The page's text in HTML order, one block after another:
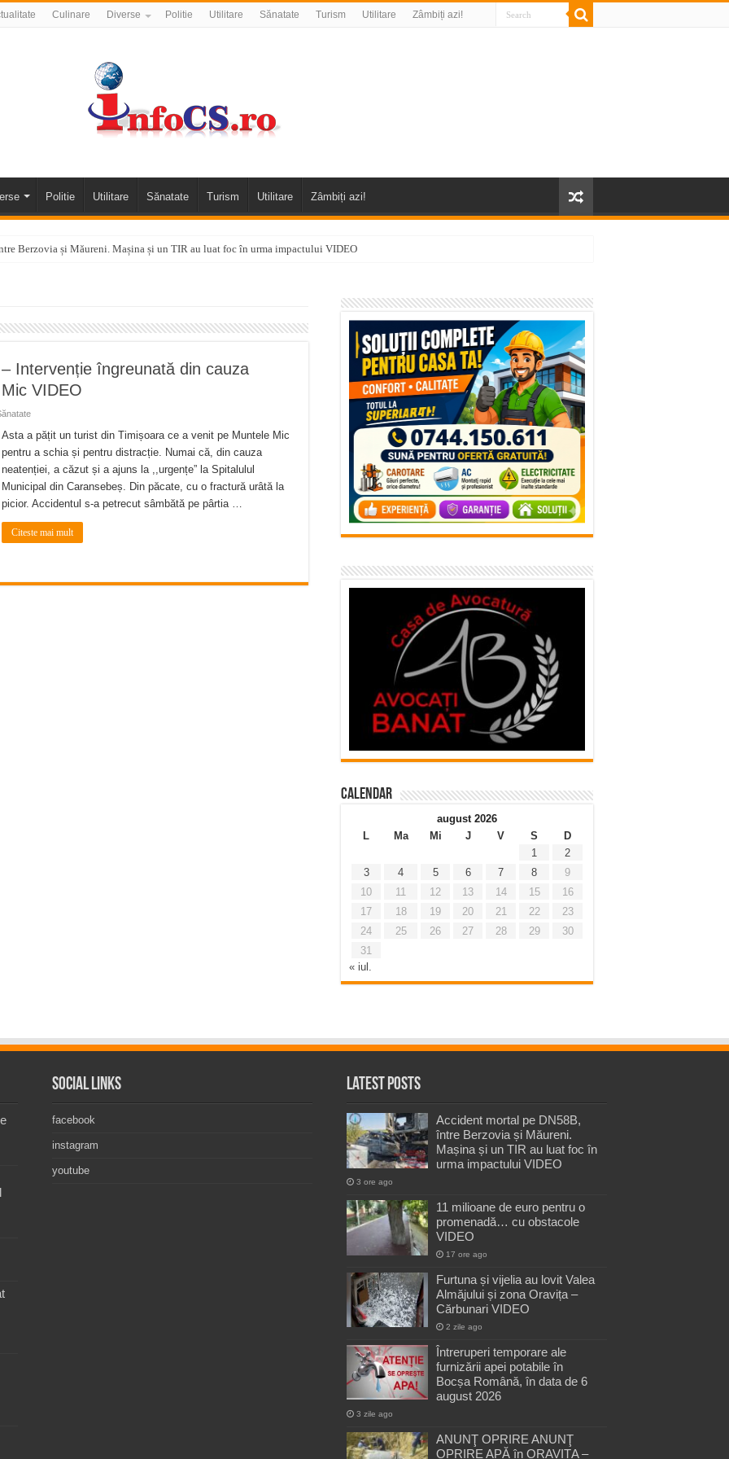
Culinare Diverse Politie Utilitare Sănatate Turism Utilitare Zâmbiți azi!
Politie Utilitare Sănatate Turism Utilitare Zâmbiți azi!
Berzovia și Măureni. Mașina și un TIR au luat foc în urma impactului VIDEO
Almăjului și zona Oravița – Cărbunari VIDEO
apei potabile în Bocșa Română, în data de 6 august 2026
Podul de Piatră din Herculane
flori de vară și râsete de copii la Carașova VIDEO
– avarie – 04.08.2026 – str. Văliugului și Plastomet
– 04.08.2026 – avarie – Calea Severinului
Intervenție îngreunată din cauza
VIDEO
Asta a pățit un turist din Timișoara ce a venit pe Muntele Mic
pentru a schia și pentru distracție. Numai că, din cauza
neatenției, a căzut și a ajuns la ,,urgențe” la Spitalulul
Municipal din Caransebeș. Din păcate, cu o fractură urâtă la
picior. Accidentul s-a petrecut sâmbătă pe pârtia …
Citeste mai mult
Calendar
august 2026
L
Ma Mi J V S
D
1
2
3
4 5 6 7 8
9
10
11 12 13 14 15
16
17
18 19 20 21 22
23
24
25 26 27 28 29
30
31
« iul.
Social Links
facebook
instagram
youtube
Latest Posts
Accident mortal pe DN58B,
între Berzovia și Măureni.
Mașina și un TIR au luat foc în
urma impactului VIDEO
3 ore ago
11 milioane de euro pentru o
promenadă… cu obstacole
VIDEO
17 ore ago
Furtuna și vijelia au lovit Valea
Almăjului și zona Oravița –
Cărbunari VIDEO
2 zile ago
Întreruperi temporare ale
furnizării apei potabile în
Bocșa Română, în data de 6
august 2026
3 zile ago
ANUNŢ OPRIRE ANUNŢ
OPRIRE APĂ în ORAVIȚA –